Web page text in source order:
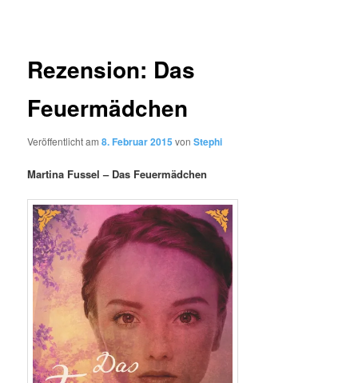
Rezension: Das
Feuermädchen
Veröffentlicht am8. Februar 2015 vonStephi
Martina Fussel – Das Feuermädchen